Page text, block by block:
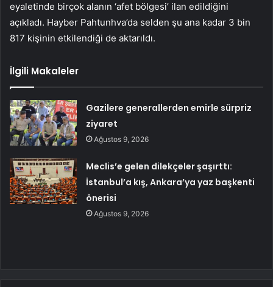
eyaletinde birçok alanın ‘afet bölgesi’ ilan edildiğini
açıkladı. Hayber Pahtunhva’da selden şu ana kadar 3 bin
817 kişinin etkilendiği de aktarıldı.
İlgili Makaleler
Gazilere generallerden emirle sürpriz
ziyaret
Ağustos 9, 2026
Meclis’e gelen dilekçeler şaşırttı:
İstanbul’a kış, Ankara’ya yaz başkenti
önerisi
Ağustos 9, 2026